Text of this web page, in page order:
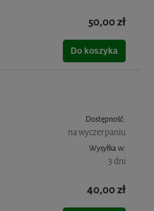
50,00 zł
Do koszyka
Dostępność:
na wyczerpaniu
Wysyłka w:
3 dni
40,00 zł